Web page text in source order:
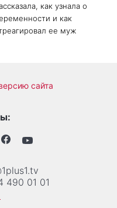
как узнала о
и как
ее муж
сайта
490 01 01